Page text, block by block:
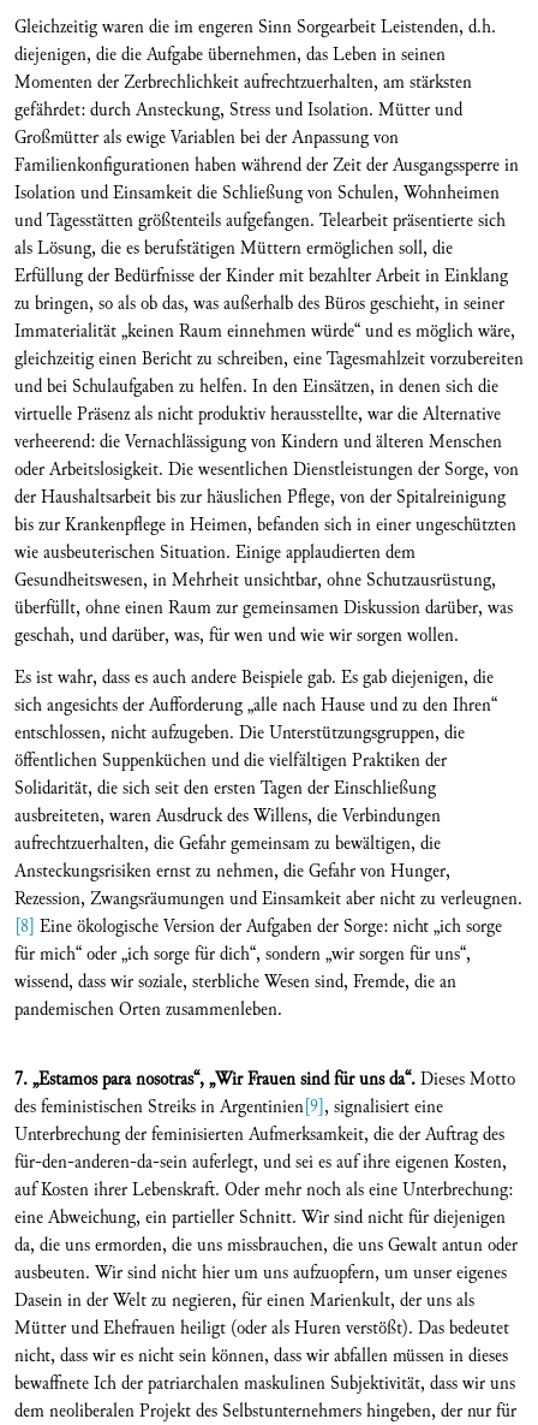
Gleichzeitig waren die im engeren Sinn Sorgearbeit Leistenden, d.h.
diejenigen, die die Aufgabe übernehmen, das Leben in seinen
Momenten der Zerbrechlichkeit aufrechtzuerhalten, am stärksten
gefährdet: durch Ansteckung, Stress und Isolation. Mütter und
Großmütter als ewige Variablen bei der Anpassung von
Familienkonfigurationen haben während der Zeit der Ausgangssperre in
Isolation und Einsamkeit die Schließung von Schulen, Wohnheimen
und Tagesstätten größtenteils aufgefangen. Telearbeit präsentierte sich
als Lösung, die es berufstätigen Müttern ermöglichen soll, die
Erfüllung der Bedürfnisse der Kinder mit bezahlter Arbeit in Einklang
zu bringen, so als ob das, was außerhalb des Büros geschieht, in seiner
Immaterialität „keinen Raum einnehmen würde“ und es möglich wäre,
gleichzeitig einen Bericht zu schreiben, eine Tagesmahlzeit vorzubereiten
und bei Schulaufgaben zu helfen. In den Einsätzen, in denen sich die
virtuelle Präsenz als nicht produktiv herausstellte, war die Alternative
verheerend: die Vernachlässigung von Kindern und älteren Menschen
oder Arbeitslosigkeit. Die wesentlichen Dienstleistungen der Sorge, von
der Haushaltsarbeit bis zur häuslichen Pflege, von der Spitalreinigung
bis zur Krankenpflege in Heimen, befanden sich in einer ungeschützten
wie ausbeuterischen Situation. Einige applaudierten dem
Gesundheitswesen, in Mehrheit unsichtbar, ohne Schutzausrüstung,
überfüllt, ohne einen Raum zur gemeinsamen Diskussion darüber, was
geschah, und darüber, was, für wen und wie wir sorgen wollen.
Es ist wahr, dass es auch andere Beispiele gab. Es gab diejenigen, die
sich angesichts der Aufforderung „alle nach Hause und zu den Ihren“
entschlossen, nicht aufzugeben. Die Unterstützungsgruppen, die
öffentlichen Suppenküchen und die vielfältigen Praktiken der
Solidarität, die sich seit den ersten Tagen der Einschließung
ausbreiteten, waren Ausdruck des Willens, die Verbindungen
aufrechtzuerhalten, die Gefahr gemeinsam zu bewältigen, die
Ansteckungsrisiken ernst zu nehmen, die Gefahr von Hunger,
Rezession, Zwangsräumungen und Einsamkeit aber nicht zu verleugnen.
[8] Eine ökologische Version der Aufgaben der Sorge: nicht „ich sorge
für mich“ oder „ich sorge für dich“, sondern „wir sorgen für uns“,
wissend, dass wir soziale, sterbliche Wesen sind, Fremde, die an
pandemischen Orten zusammenleben.
7. „Estamos para nosotras“, „Wir Frauen sind für uns da“.Dieses Motto
des feministischen Streiks in Argentinien[9], signalisiert eine
Unterbrechung der feminisierten Aufmerksamkeit, die der Auftrag des
für-den-anderen-da-sein auferlegt, und sei es auf ihre eigenen Kosten,
auf Kosten ihrer Lebenskraft. Oder mehr noch als eine Unterbrechung:
eine Abweichung, ein partieller Schnitt. Wir sind nicht für diejenigen
da, die uns ermorden, die uns missbrauchen, die uns Gewalt antun oder
ausbeuten. Wir sind nicht hier um uns aufzuopfern, um unser eigenes
Dasein in der Welt zu negieren, für einen Marienkult, der uns als
Mütter und Ehefrauen heiligt (oder als Huren verstößt). Das bedeutet
nicht, dass wir es nicht sein können, dass wir abfallen müssen in dieses
bewaffnete Ich der patriarchalen maskulinen Subjektivität, dass wir uns
dem neoliberalen Projekt des Selbstunternehmers hingeben, der nur für